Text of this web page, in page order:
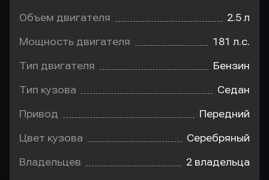
Объем двигателя 2.5 л
Мощность двигателя 181 л.с.
Тип двигателя Бензин
Тип кузова Седан
Привод Передний
Цвет кузова Серебряный
Владельцев 2 владельца